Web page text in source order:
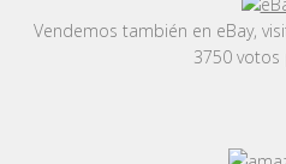
Vendemos también en eBay,
3750 votos